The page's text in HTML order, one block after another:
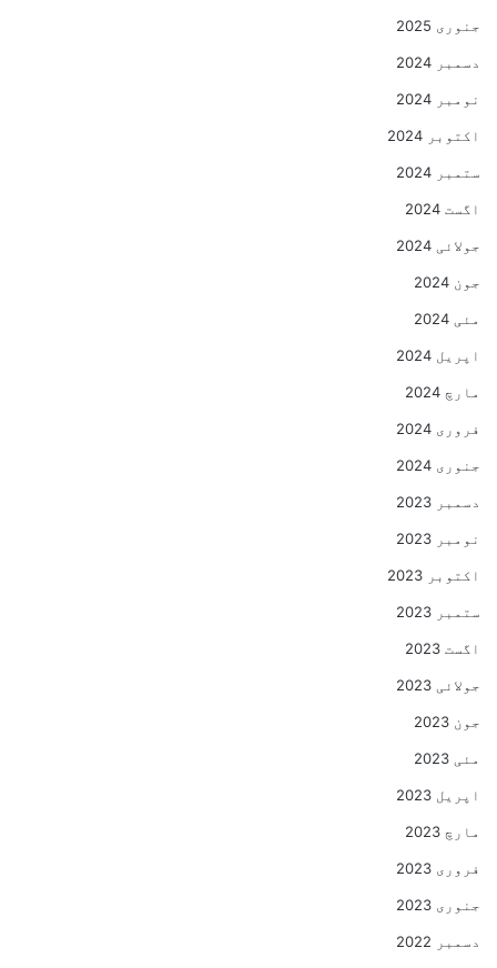
جنوری 2025
دسمبر 2024
نومبر 2024
اکتوبر 2024
ستمبر 2024
اگست 2024
جولائی 2024
جون 2024
مئی 2024
اپریل 2024
مارچ 2024
فروری 2024
جنوری 2024
دسمبر 2023
نومبر 2023
اکتوبر 2023
ستمبر 2023
اگست 2023
جولائی 2023
جون 2023
مئی 2023
اپریل 2023
مارچ 2023
فروری 2023
جنوری 2023
دسمبر 2022